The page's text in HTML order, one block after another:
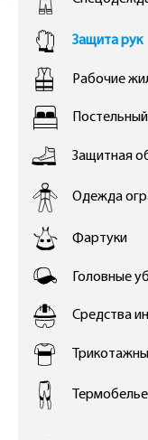
Защита рук
Рабочие
Защитная
Одежда
Фартуки
Головные
Средства
Термобелье